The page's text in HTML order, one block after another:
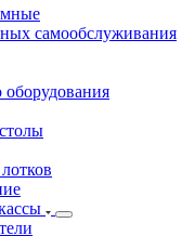
Машины
самообслуживания
для белья